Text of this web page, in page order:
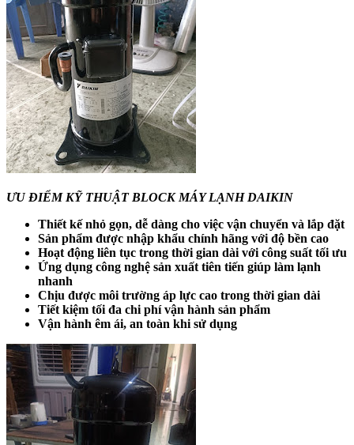
ƯU ĐIỂM KỸ THUẬT BLOCK MÁY LẠNH DAIKIN
Thiết kế nhỏ gọn, dễ dàng cho việc vận chuyển và lắp đặt
Sản phẩm được nhập khẩu chính hãng với độ bền cao
Hoạt động liên tục trong thời gian dài với công suất tối ưu
Ứng dụng công nghệ sản xuất tiên tiến giúp làm lạnh
nhanh
Chịu được môi trường áp lực cao trong thời gian dài
Tiết kiệm tối đa chi phí vận hành sản phẩm
Vận hành êm ái, an toàn khi sử dụng